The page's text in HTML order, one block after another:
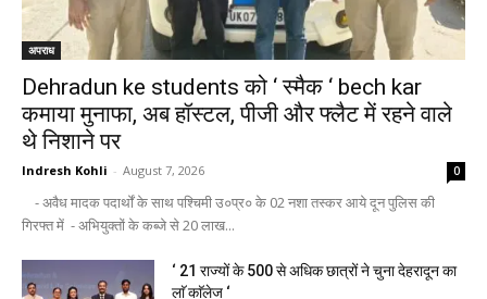
अपराध
Dehradun ke students को ‘ स्मैक ‘ bech kar
कमाया मुनाफा, अब हॉस्टल, पीजी और फ्लैट में रहने वाले
थे निशाने पर
Indresh Kohli - August 7, 2026 0
- अवैध मादक पदार्थों के साथ पश्चिमी उ०प्र० के 02 नशा तस्कर आये दून पुलिस की
गिरफ्त में - अभियुक्तों के कब्जे से 20 लाख...
‘ 21 राज्यों के 500 से अधिक छात्रों ने चुना देहरादून का
लाॅ काॅलेज ‘